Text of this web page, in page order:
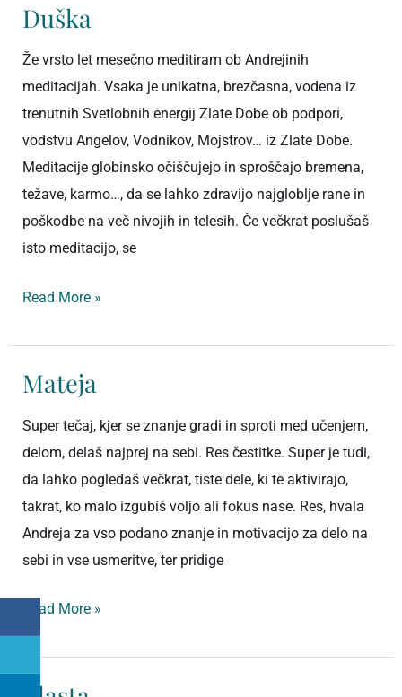
Duška
Že vrsto let mesečno meditiram ob Andrejinih
meditacijah. Vsaka je unikatna, brezčasna, vodena iz
trenutnih Svetlobnih energij Zlate Dobe ob podpori,
vodstvu Angelov, Vodnikov, Mojstrov… iz Zlate Dobe.
Meditacije globinsko očiščujejo in sproščajo bremena,
težave, karmo…, da se lahko zdravijo najgloblje rane in
poškodbe na več nivojih in telesih. Če večkrat poslušaš
isto meditacijo, se
Duška
Read More »
Mateja
Super tečaj, kjer se znanje gradi in sproti med učenjem,
delom, delaš najprej na sebi. Res čestitke. Super je tudi,
da lahko pogledaš večkrat, tiste dele, ki te aktivirajo,
takrat, ko malo izgubiš voljo ali fokus nase. Res, hvala
Andreja za vso podano znanje in motivacijo za delo na
sebi in vse usmeritve, ter pridige
Mateja
Read More »
Vlasta